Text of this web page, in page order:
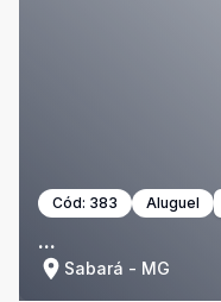
Cód: 383 Aluguel
...
Sabará - MG